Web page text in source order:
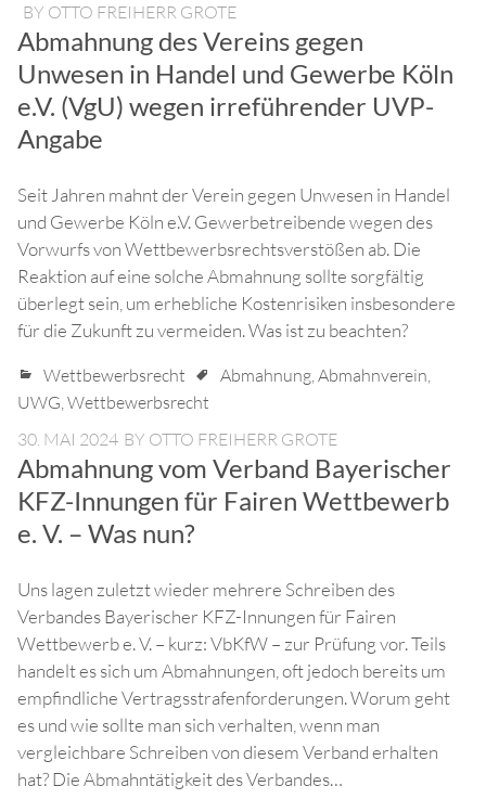
BY OTTO FREIHERR GROTE
Abmahnung des Vereins gegen
Unwesen in Handel und Gewerbe Köln
e.V. (VgU) wegen irreführender UVP-
Angabe
Seit Jahren mahnt der Verein gegen Unwesen in Handel
und Gewerbe Köln e.V. Gewerbetreibende wegen des
Vorwurfs von Wettbewerbsrechtsverstößen ab. Die
Reaktion auf eine solche Abmahnung sollte sorgfältig
überlegt sein, um erhebliche Kostenrisiken insbesondere
für die Zukunft zu vermeiden. Was ist zu beachten?
Wettbewerbsrecht Abmahnung,Abmahnverein,
UWG,Wettbewerbsrecht
30. MAI 2024 BY OTTO FREIHERR GROTE
Abmahnung vom Verband Bayerischer
KFZ-Innungen für Fairen Wettbewerb
e. V. – Was nun?
Uns lagen zuletzt wieder mehrere Schreiben des
Verbandes Bayerischer KFZ-Innungen für Fairen
Wettbewerb e. V. – kurz: VbKfW – zur Prüfung vor. Teils
handelt es sich um Abmahnungen, oft jedoch bereits um
empfindliche Vertragsstrafenforderungen. Worum geht
es und wie sollte man sich verhalten, wenn man
vergleichbare Schreiben von diesem Verband erhalten
hat? Die Abmahntätigkeit des Verbandes…